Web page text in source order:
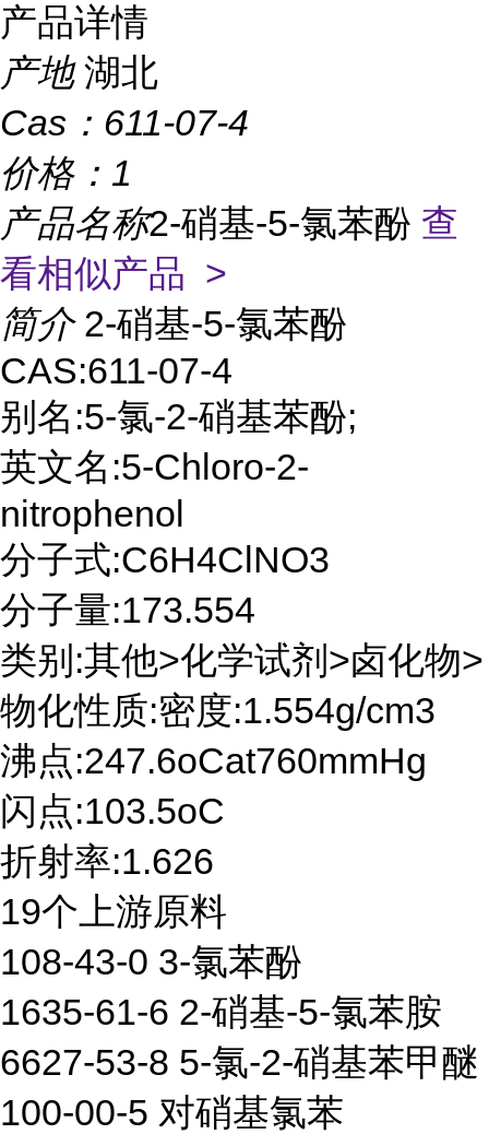
产品详情
产地 湖北
Cas： 611-07-4
价格： 1
产品名称2-硝基-5-氯苯酚 查
看相似产品 >
简介 2-硝基-5-氯苯酚
CAS:611-07-4
别名:5-氯-2-硝基苯酚;
英文名:5-Chloro-2-
nitrophenol
分子式:C6H4ClNO3
分子量:173.554
类别:其他>化学试剂>卤化物>
物化性质:密度:1.554g/cm3
沸点:247.6oCat760mmHg
闪点:103.5oC
折射率:1.626
19个上游原料
108-43-0 3-氯苯酚
1635-61-6 2-硝基-5-氯苯胺
6627-53-8 5-氯-2-硝基苯甲醚
100-00-5 对硝基氯苯